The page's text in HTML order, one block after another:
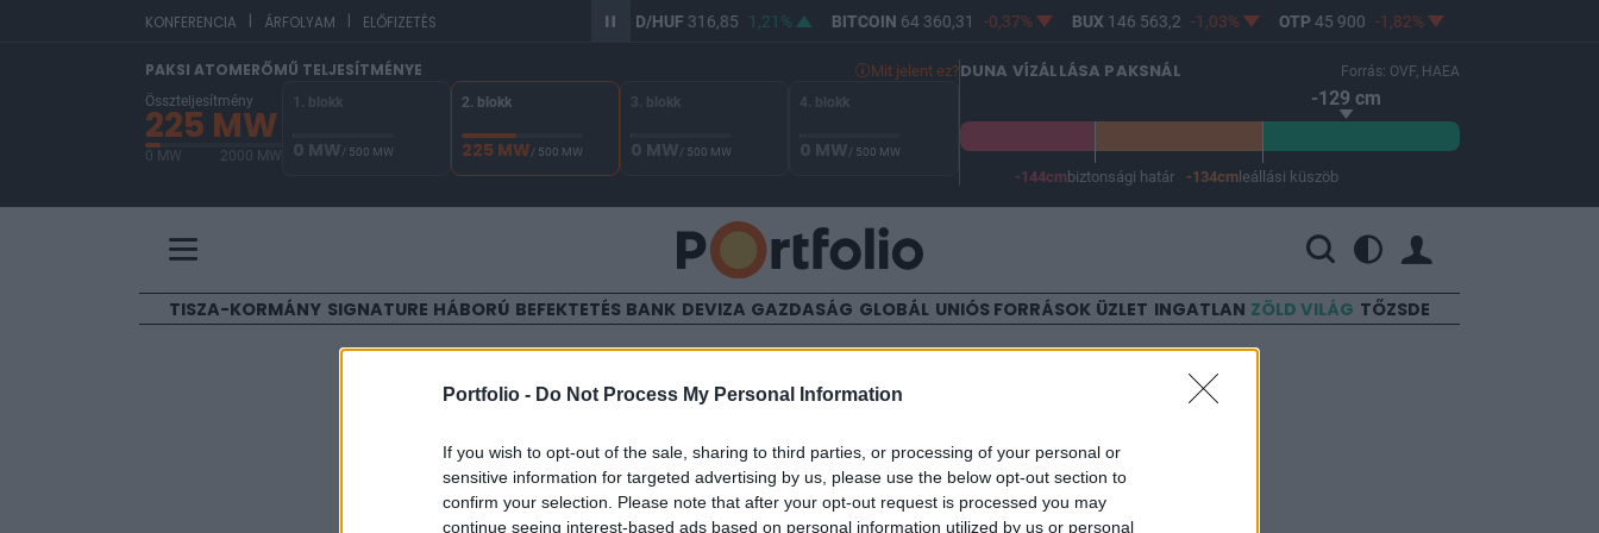
Portfolio - Do Not Process My Personal Information
If you wish to opt-out of the sale, sharing to third parties, or processing of your personal or
sensitive information for targeted advertising by us, please use the below opt-out section to
confirm your selection. Please note that after your opt-out request is processed you may
continue seeing interest-based ads based on personal information utilized by us or personal
KONFERENCIA | ÁRFOLYAM | ELŐFIZETÉS
EUR/HUF USD/HUF 316,85 1,21% BITCOIN64 360,31 -0,37% BUX146 563,2 -1,03% OTP45 900 -1,82%
PAKSI ATOMERŐMŰ TELJESÍTMÉNYE Mit jelent ez?
Összteljesítmény
225 MW
0 MW 2000 MW
1. blokk
0 MW/ 500 MW
2. blokk
225 MW/ 500 MW
3. blokk
0 MW/ 500 MW
4. blokk
0 MW/ 500 MW
DUNA VÍZÁLLÁSA PAKSNÁL Forrás: OVF, HAEA
-129 cm
-144cm biztonsági határ -134cm leállási küszöb
TISZA-KORMÁNY SIGNATURE HÁBORÚ BEFEKTETÉS BANK DEVIZA GAZDASÁG GLOBÁL UNIÓS FORRÁSOK ÜZLET INGATLAN ZÖLD VILÁG TŐZSDE
2023. december 18. 21:42